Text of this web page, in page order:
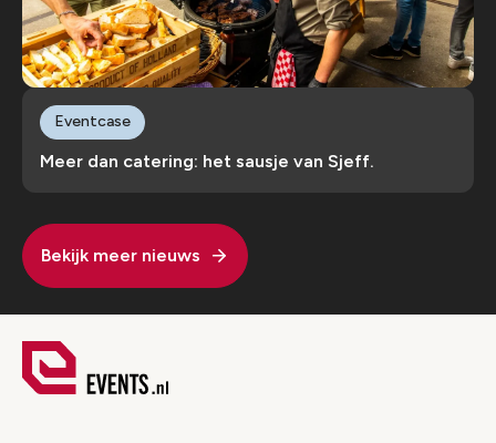
Meer dan catering: het sausje van Sjeff.
Eventcase
Bekijk meer nieuws